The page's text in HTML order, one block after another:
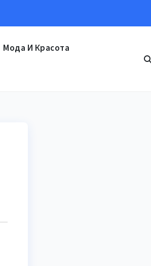
Мода И Красота